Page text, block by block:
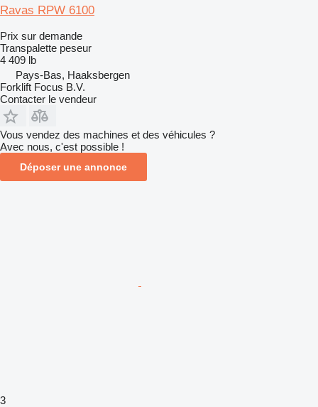
Ravas RPW 6100
Prix sur demande
Transpalette peseur
4 409 lb
Pays-Bas, Haaksbergen
Forklift Focus B.V.
Contacter le vendeur
Vous vendez des machines et des véhicules ?
Avec nous, c'est possible !
Déposer une annonce
3